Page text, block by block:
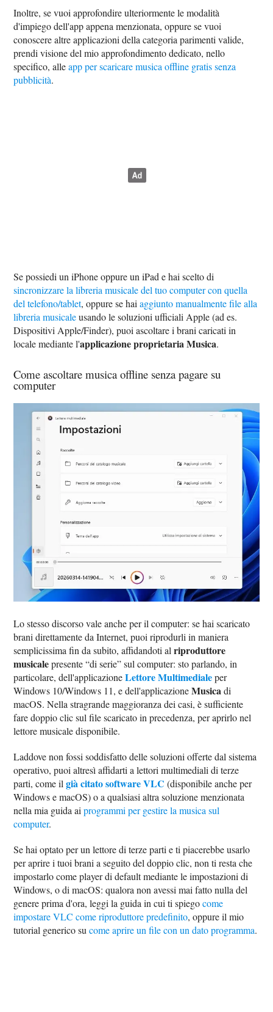
Inoltre, se vuoi approfondire ulteriormente le modalità
d'impiego dell'app appena menzionata, oppure se vuoi
conoscere altre applicazioni della categoria parimenti valide,
prendi visione del mio approfondimento dedicato, nello
specifico, alleapp per scaricare musica offline gratis senza
pubblicità.
Se possiedi un iPhone oppure un iPad e hai scelto di
sincronizzare la libreria musicale del tuo computer con quella
del telefono/tablet, oppure se haiaggiunto manualmente file alla
libreria musicaleusando le soluzioni ufficiali Apple (ad es.
Dispositivi Apple/Finder), puoi ascoltare i brani caricati in
locale mediante l'applicazione proprietaria Musica.
Come ascoltare musica offline senza pagare su
computer
Lo stesso discorso vale anche per il computer: se hai scaricato
brani direttamente da Internet, puoi riprodurli in maniera
semplicissima fin da subito, affidandoti alriproduttore
musicalepresente “di serie” sul computer: sto parlando, in
particolare, dell'applicazioneLettore Multimedialeper
Windows 10/Windows 11, e dell'applicazioneMusicadi
macOS. Nella stragrande maggioranza dei casi, è sufficiente
fare doppio clic sul file scaricato in precedenza, per aprirlo nel
lettore musicale disponibile.
Laddove non fossi soddisfatto delle soluzioni offerte dal sistema
operativo, puoi altresì affidarti a lettori multimediali di terze
parti, come ilgià citato software VLC (disponibile anche per
Windows e macOS) o a qualsiasi altra soluzione menzionata
nella mia guida aiprogrammi per gestire la musica sul
computer.
Se hai optato per un lettore di terze parti e ti piacerebbe usarlo
per aprire i tuoi brani a seguito del doppio clic, non ti resta che
impostarlo come player di default mediante le impostazioni di
Windows, o di macOS: qualora non avessi mai fatto nulla del
genere prima d'ora, leggi la guida in cui ti spiegocome
impostare VLC come riproduttore predefinito, oppure il mio
tutorial generico sucome aprire un file con un dato programma.